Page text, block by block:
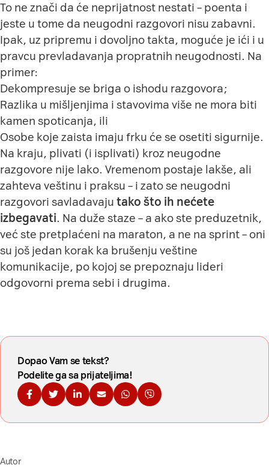
To ne znači da će neprijatnost nestati – poenta i
jeste u tome da neugodni razgovori nisu zabavni.
Ipak, uz pripremu i dovoljno takta, moguće je ići i u
pravcu prevladavanja propratnih neugodnosti. Na
primer:
Dekompresuje se briga o ishodu razgovora;
Razlika u mišljenjima i stavovima više ne mora biti
kamen spoticanja, ili
Osobe koje zaista imaju frku će se osetiti sigurnije.
Na kraju, plivati (i isplivati) kroz neugodne
razgovore nije lako. Vremenom postaje lakše, ali
zahteva veštinu i praksu – i zato se neugodni
razgovori savladavaju tako što ih nećete
izbegavati. Na duže staze – a ako ste preduzetnik,
već ste pretplaćeni na maraton, a ne na sprint – oni
su još jedan korak ka brušenju veštine
komunikacije, po kojoj se prepoznaju lideri
odgovorni prema sebi i drugima.
Dopao Vam se tekst?
Podelite ga sa prijateljima!
Podelite na Fejsbuku
Podelite na Tviteru
Podelite na Linkdinu
Podelite na imejl
Podelite na WhatsApp
Podelite na Viberu
Autor